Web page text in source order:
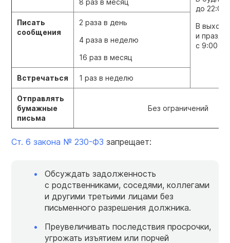
8 раз в месяц
до 22:00.
В
и
с 9:00
Писать
сообщения
2 раза в день
4 раза в неделю
16 раз в месяц
Встречаться 1 раз в неделю
Отправлять
бумажные
письма
Без ограничений
Ст. 6 закона № 230-ФЗ запрещает:
Обсуждать задолженность
с родственниками, соседями, коллегами
и другими третьими лицами без
письменного разрешения должника.
Преувеличивать последствия просрочки,
угрожать изъятием или порчей